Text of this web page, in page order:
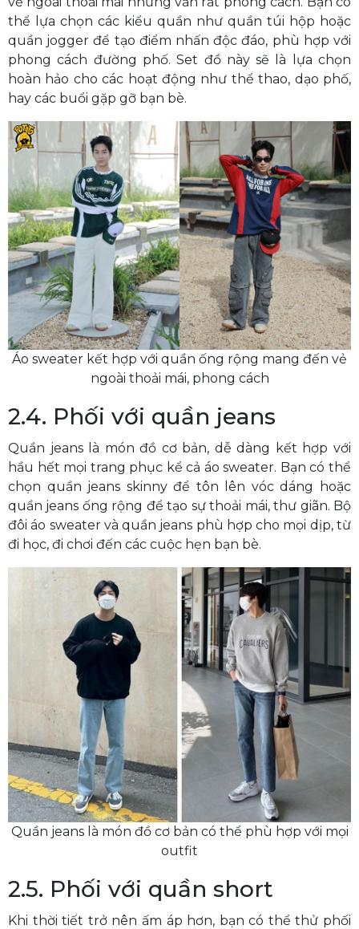
thể lựa chọn các kiểu quần như quần túi hộp hoặc
quần jogger để tạo điểm nhấn độc đáo, phù hợp với
phong cách đường phố. Set đồ này sẽ là lựa chọn
hoàn hảo cho các hoạt động như thể thao, dạo phố,
hay các buổi gặp gỡ bạn bè.
Áo sweater kết hợp với quần ống rộng mang đến vẻ
ngoài thoải mái, phong cách
2.4. Phối với quần jeans
Quần jeans là món đồ cơ bản, dễ dàng kết hợp với
hầu hết mọi trang phục kể cả áo sweater. Bạn có thể
chọn quần jeans skinny để tôn lên vóc dáng hoặc
quần jeans ống rộng để tạo sự thoải mái, thư giãn. Bộ
đôi áo sweater và quần jeans phù hợp cho mọi dịp, từ
đi học, đi chơi đến các cuộc hẹn bạn bè.
Quần jeans là món đồ cơ bản có thể phù hợp với mọi
outfit
2.5. Phối với quần short
Khi thời tiết trở nên ấm áp hơn, bạn có thể thử phối